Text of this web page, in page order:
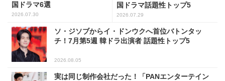
国ドラマ6選
2026.07.30
国ドラマ話題性トップ5
2026.07.29
ソ・ジソブからイ・ドンウクへ首位バトンタッ
チ！7月第5週 韓ドラ出演者 話題性トップ5
2026.08.05
実は同じ制作会社だった！「PANエンターテイン